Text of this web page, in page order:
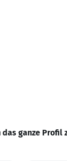
ganze Profil